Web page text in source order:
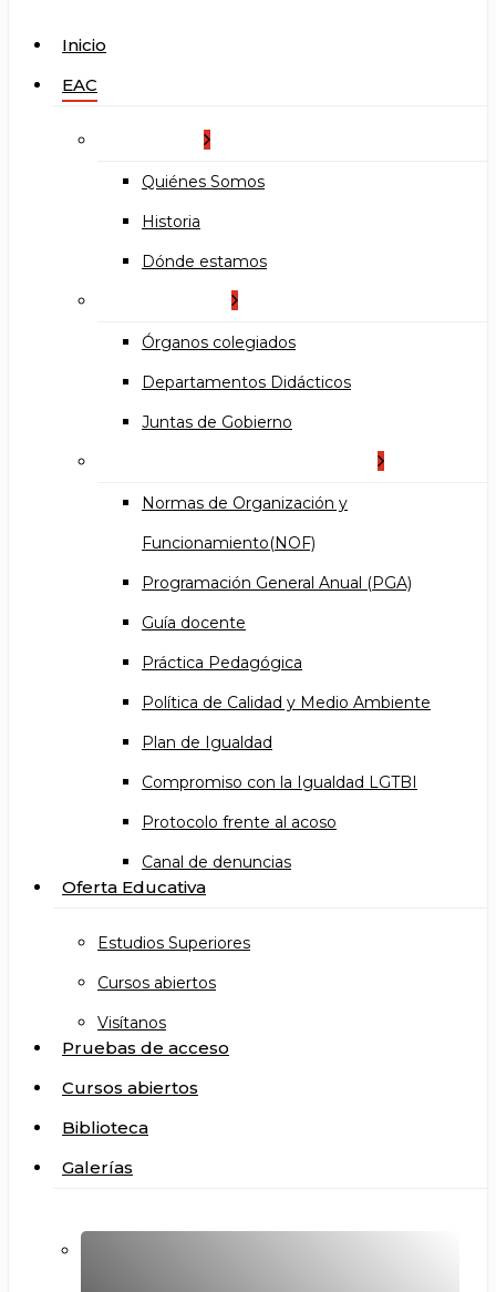
search
Menu
Inicio
EAC
Quiénes Somos
Historia
Dónde estamos
Órganos colegiados
Departamentos Didácticos
Juntas de Gobierno
Normas de Organización y
Funcionamiento(NOF)
Programación General Anual (PGA)
Guía docente
Práctica Pedagógica
Política de Calidad y Medio Ambiente
Plan de Igualdad
Compromiso con la Igualdad LGTBI
Protocolo frente al acoso
Canal de denuncias
Oferta Educativa
Estudios Superiores
Cursos abiertos
Visítanos
Pruebas de acceso
Cursos abiertos
Biblioteca
Galerías